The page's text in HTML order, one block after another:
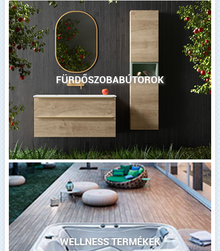
FÜRDŐSZOBABÚTOROK
WELLNESS TERMÉKEK